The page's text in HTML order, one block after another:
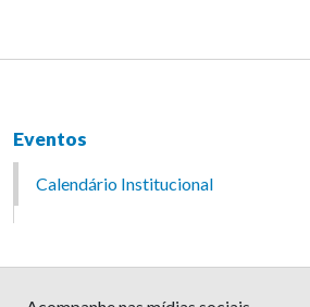
Eventos
Calendário Institucional